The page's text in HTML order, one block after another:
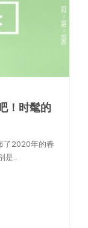
！时髦的
了2020年的春
是..